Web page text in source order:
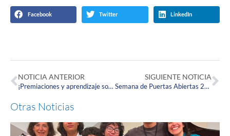
Facebook Twitter LinkedIn
NOTICIA ANTERIOR
¡Premiaciones y aprendizaje sobre cómo ser ciudadanos globales, así se desarrollo el tercer día de la Semana de Puertas Abiertas en la Corpas!
SIGUIENTE NOTICIA
Semana de Puertas Abiertas 2024: una celebración de talento y diversión Corpista
Otras Noticias